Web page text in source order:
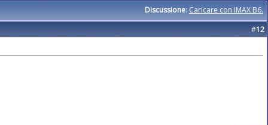
Discussione: Caricare con IMAX B6.
#12